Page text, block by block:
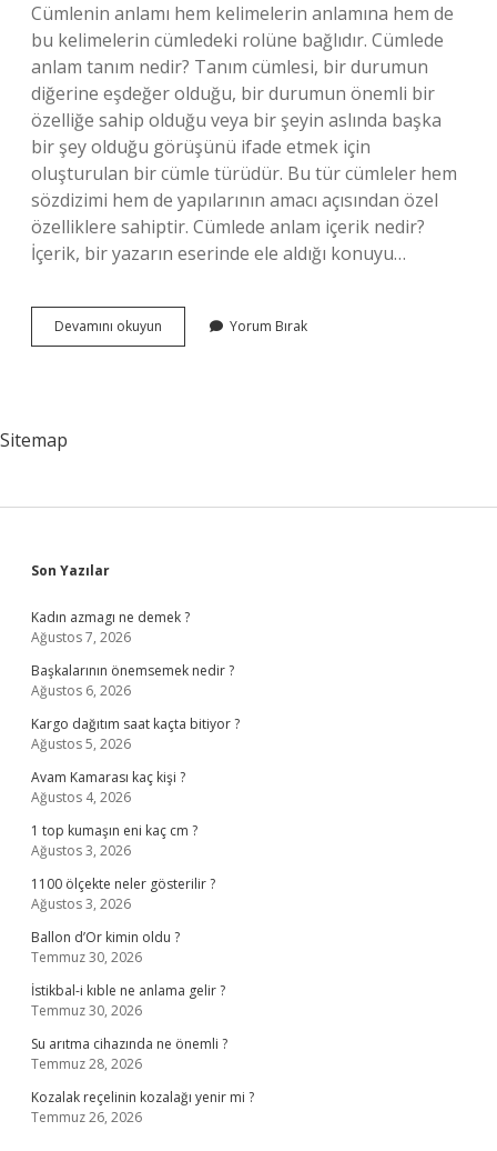
Cümlenin anlamı hem kelimelerin anlamına hem de
bu kelimelerin cümledeki rolüne bağlıdır. Cümlede
anlam tanım nedir? Tanım cümlesi, bir durumun
diğerine eşdeğer olduğu, bir durumun önemli bir
özelliğe sahip olduğu veya bir şeyin aslında başka
bir şey olduğu görüşünü ifade etmek için
oluşturulan bir cümle türüdür. Bu tür cümleler hem
sözdizimi hem de yapılarının amacı açısından özel
özelliklere sahiptir. Cümlede anlam içerik nedir?
İçerik, bir yazarın eserinde ele aldığı konuyu…
Devamını okuyun Cümlede
Anlam
Yorum Bırak
Sitemap
Sidebar
Son Yazılar
Kadın azmagı ne demek ?
Ağustos 7, 2026
Başkalarının önemsemek nedir ?
Ağustos 6, 2026
Kargo dağıtım saat kaçta bitiyor ?
Ağustos 5, 2026
Avam Kamarası kaç kişi ?
Ağustos 4, 2026
1 top kumaşın eni kaç cm ?
Ağustos 3, 2026
1100 ölçekte neler gösterilir ?
Ağustos 3, 2026
Ballon d’Or kimin oldu ?
Temmuz 30, 2026
İstikbal-i kıble ne anlama gelir ?
Temmuz 30, 2026
Su arıtma cihazında ne önemli ?
Temmuz 28, 2026
Kozalak reçelinin kozalağı yenir mi ?
Temmuz 26, 2026